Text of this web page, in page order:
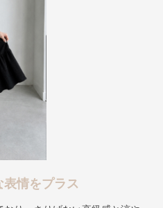
表情をプラス